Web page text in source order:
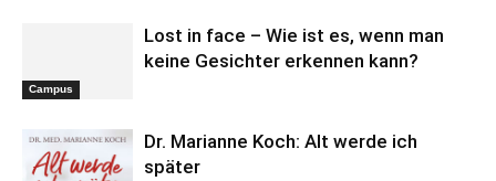
Campus
Lost in face – Wie ist es, wenn man
keine Gesichter erkennen kann?
Dr. Marianne Koch: Alt werde ich
später